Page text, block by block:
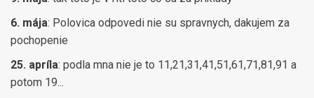
6. mája: Polovica odpovedi nie su spravnych, dakujem za
pochopenie
25. apríla: podla mna nie je to 11,21,31,41,51,61,71,81,91 a
potom 19...